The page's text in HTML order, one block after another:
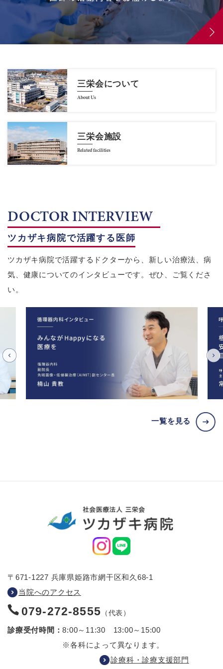
三栄会について
About Us
三栄会施設
Related facilities
DOCTOR INTERVIEW
ツカザキ病院で活躍する医師
ツカザキ病院で活躍するドクターから、新しい治療法、病
気、健康についてのインタビューです。ぜひ、ご覧くださ
い。
一覧を見る
〒671-1227 兵庫県姫路市網干区和久68-1
当院へのアクセス
079-272-8555 （代表）
診療受付時間：8:00～11:30 13:00～15:00
※各科によって異なります。
診療科・診療支援部門